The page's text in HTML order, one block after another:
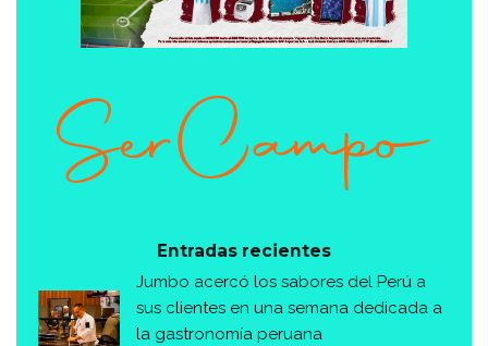
Entradas recientes
Jumbo acercó los sabores del Perú a
sus clientes en una semana dedicada a
la gastronomía peruana